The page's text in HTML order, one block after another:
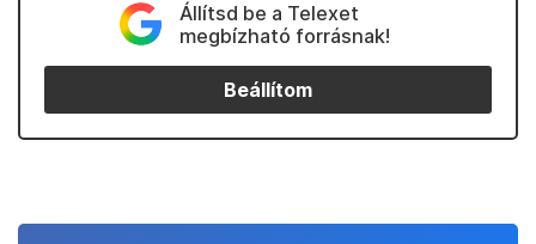
Állítsd be a Telexet
megbízható forrásnak!
Beállítom